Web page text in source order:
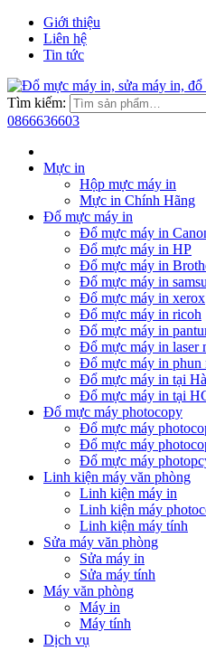
Giới thiệu
Liên hệ
Tin tức
Tìm kiếm:
0866636603
Mực in
Hộp mực máy in
Mực in Chính Hãng
Đổ mực máy in
Đổ mực máy in
Đổ mực máy in HP
Đổ mực máy in
Đổ mực máy in
Đổ mực máy in xerox
Đổ mực máy in ricoh
Đổ mực máy in
Đổ mực máy in laser
Đổ mực máy in phun
Đổ mực máy in tại
Đổ mực máy in tại
Đổ mực máy photocopy
Đổ mực máy
Đổ mực máy
Đổ mực máy
Linh kiện máy văn phòng
Linh kiện máy in
Linh kiện máy
Linh kiện máy tính
Sửa máy văn phòng
Sửa máy in
Sửa máy tính
Máy văn phòng
Máy in
Máy tính
Dịch vụ